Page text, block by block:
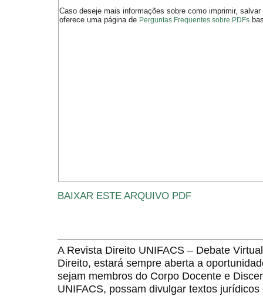
Caso deseje mais informações sobre como imprimir,
oferece uma página de Perguntas Frequentes sobre PDFs
BAIXAR ESTE ARQUIVO PDF
A Revista Direito UNIFACS – Debate
Direito, estará sempre aberta a
sejam membros do Corpo Docente e
UNIFACS, possam divulgar textos